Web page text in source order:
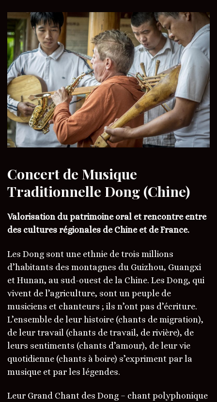
Concert de Musique
Traditionnelle Dong (Chine)
Valorisation du patrimoine oral et rencontre entre
des cultures régionales de Chine et de France.
Les Dong sont une ethnie de trois millions
d’habitants des montagnes du Guizhou, Guangxi
et Hunan, au sud-ouest de la Chine. Les Dong, qui
vivent de l’agriculture, sont un peuple de
musiciens et chanteurs ; ils n’ont pas d’écriture.
L’ensemble de leur histoire (chants de migration),
de leur travail (chants de travail, de rivière), de
leurs sentiments (chants d’amour), de leur vie
quotidienne (chants à boire) s’expriment par la
musique et par les légendes.
Leur Grand Chant des Dong – chant polyphonique